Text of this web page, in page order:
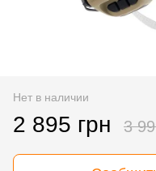
Нет в наличии
2 895 грн 3